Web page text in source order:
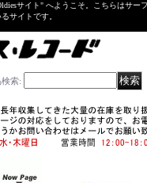
サイト" へようこそ。こちらはサ
るサイトです。
索: